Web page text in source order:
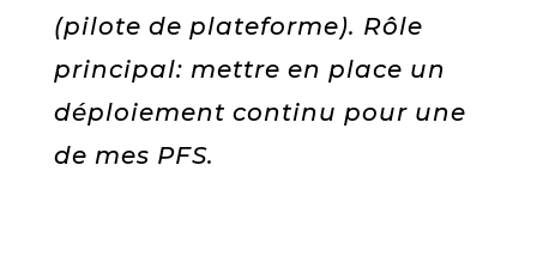
(pilote de plateforme). Rôle
principal: mettre en place un
déploiement continu pour une
de mes PFS.